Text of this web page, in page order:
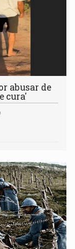
abusar de
cura'